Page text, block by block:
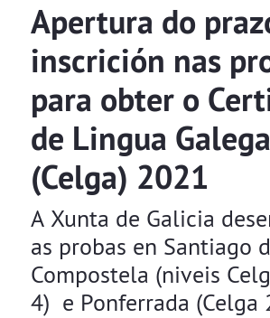
Apertura do
inscrición nas
para obter o
de Lingua Galega
(Celga) 2021
A Xunta de Galicia
as probas en Santiago
Compostela (niveis
4) e Ponferrada (Celga